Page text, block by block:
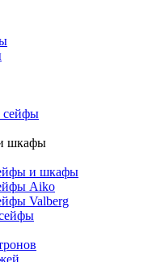
сейфы
шкафы
и шкафы
Aiko
Valberg